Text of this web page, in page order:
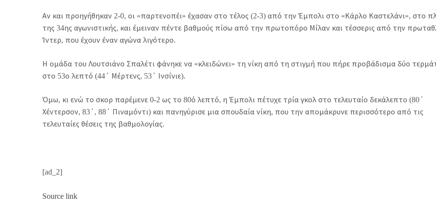
Αν και προηγήθηκαν 2-0, οι «παρτενοπέι» έχασαν στο τέλος (2-3) από την Έμπολι στο «Κάρλο Καστελάνι», στο
της 34ης αγωνιστικής, και έμειναν πέντε βαθμούς πίσω από την πρωτοπόρο Μίλαν και τέσσερις από την
Ίντερ, που έχουν έναν αγώνα λιγότερο.
Η ομάδα του Λουτσιάνο Σπαλέτι φάνηκε να «κλειδώνει» τη νίκη από τη στιγμή που πήρε προβάδισμα δύο
στο 53ο λεπτό (44΄ Μέρτενς, 53΄ Ινσίνιε).
Όμω, κι ενώ το σκορ παρέμενε 0-2 ως το 80ό λεπτό, η Έμπολι πέτυχε τρία γκολ στο τελευταίο δεκάλεπτο (80΄
Χέντερσον, 83΄, 88΄ Πιναμόντι) και πανηγύρισε μια σπουδαία νίκη, που την απομάκρυνε περισσότερο από τις
τελευταίες θέσεις της βαθμολογίας.
[ad_2]
Source link